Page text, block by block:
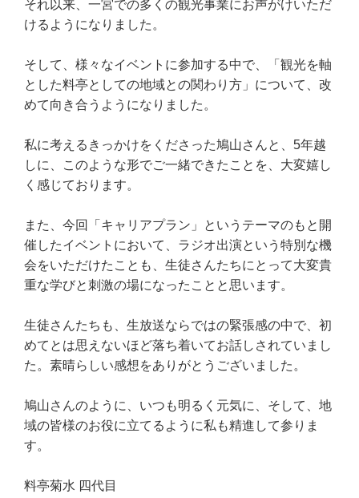
それ以来、一宮での多くの観光事業にお声がけいただ
けるようになりました。
そして、様々なイベントに参加する中で、「観光を軸
とした料亭としての地域との関わり方」について、改
めて向き合うようになりました。
私に考えるきっかけをくださった鳩山さんと、5年越
しに、このような形でご一緒できたことを、大変嬉し
く感じております。
また、今回「キャリアプラン」というテーマのもと開
催したイベントにおいて、ラジオ出演という特別な機
会をいただけたことも、生徒さんたちにとって大変貴
重な学びと刺激の場になったことと思います。
生徒さんたちも、生放送ならではの緊張感の中で、初
めてとは思えないほど落ち着いてお話しされていまし
た。素晴らしい感想をありがとうございました。
鳩山さんのように、いつも明るく元気に、そして、地
域の皆様のお役に立てるように私も精進して参りま
す。
料亭菊水 四代目